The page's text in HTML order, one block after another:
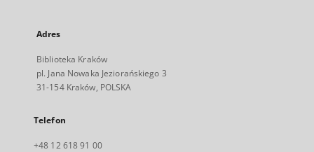
Adres
Biblioteka Kraków
pl. Jana Nowaka Jeziorańskiego 3
31-154 Kraków, POLSKA
Telefon
+48 12 618 91 00